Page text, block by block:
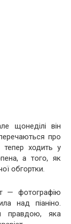
щонеділі він
про
тепер ходить у
а того, як
обгортки.
— фотографію
над піаніно.
правдою, яка